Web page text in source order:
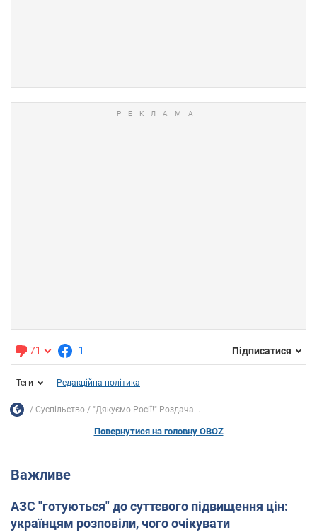
71 1 Підписатися
Теги Редакційна політика
Суспільство "Дякуємо Росії!" Роздача...
Повернутися на головну OBOZ
Важливе
АЗС "готуються" до суттєвого підвищення цін:
українцям розповіли, чого очікувати